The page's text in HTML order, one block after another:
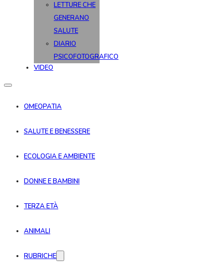
LETTURE CHE
GENERANO
SALUTE
DIARIO
PSICOFOTOGRAFICO
VIDEO
OMEOPATIA
SALUTE E BENESSERE
ECOLOGIA E AMBIENTE
DONNE E BAMBINI
TERZA ETÀ
ANIMALI
RUBRICHE